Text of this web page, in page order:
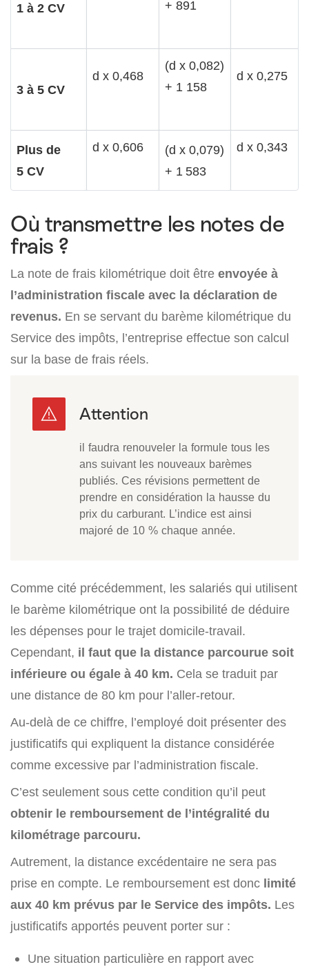
1 à 2 CV + 891
3 à 5 CV
d x 0,468
(d x 0,082)
+ 1 158
d x 0,275
Plus de
5 CV
d x 0,606
(d x 0,079)
+ 1 583
d x 0,343
Où transmettre les notes de
frais ?
La note de frais kilométrique doit être envoyée à
l’administration fiscale avec la déclaration de
revenus. En se servant du barème kilométrique du
Service des impôts, l’entreprise effectue son calcul
sur la base de frais réels.
il faudra renouveler la formule tous les
ans suivant les nouveaux barèmes
publiés. Ces révisions permettent de
prendre en considération la hausse du
prix du carburant. L’indice est ainsi
majoré de 10 % chaque année.
Comme cité précédemment, les salariés qui utilisent
le barème kilométrique ont la possibilité de déduire
les dépenses pour le trajet domicile-travail.
Cependant, il faut que la distance parcourue soit
inférieure ou égale à 40 km. Cela se traduit par
une distance de 80 km pour l’aller-retour.
Au-delà de ce chiffre, l’employé doit présenter des
justificatifs qui expliquent la distance considérée
comme excessive par l’administration fiscale.
C’est seulement sous cette condition qu’il peut
obtenir le remboursement de l’intégralité du
kilométrage parcouru.
Autrement, la distance excédentaire ne sera pas
prise en compte. Le remboursement est donc limité
aux 40 km prévus par le Service des impôts. Les
justificatifs apportés peuvent porter sur :
Une situation particulière en rapport avec